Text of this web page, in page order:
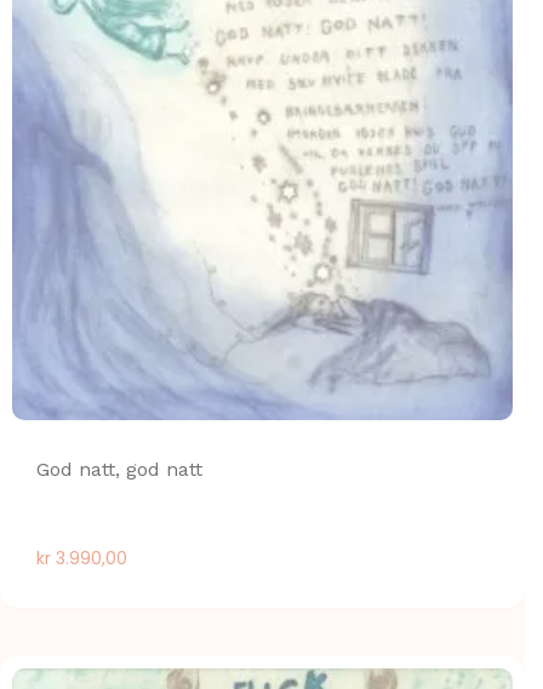
God natt, god natt
kr 3.990,00